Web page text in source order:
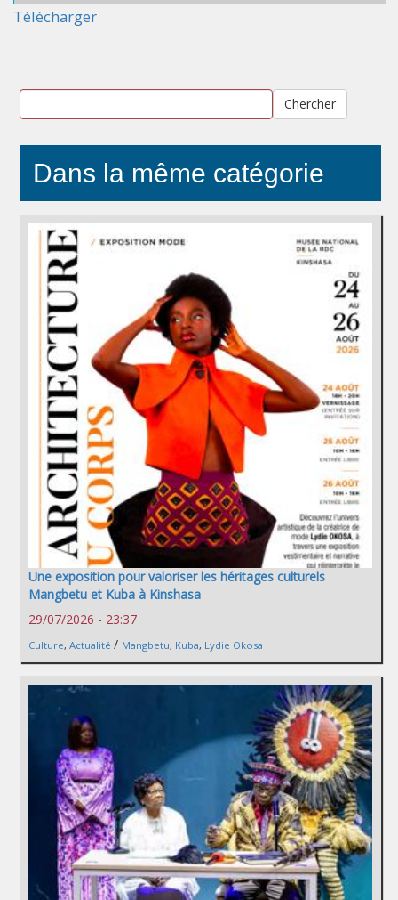
Télécharger
Chercher
Dans la même catégorie
Une exposition pour valoriser les héritages culturels
Mangbetu et Kuba à Kinshasa
29/07/2026 - 23:37
Culture, Actualité / Mangbetu, Kuba, Lydie Okosa